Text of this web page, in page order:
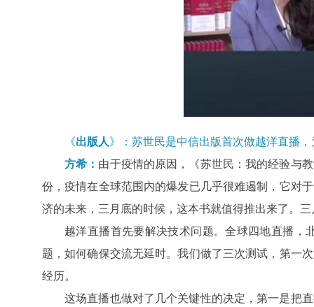
《出版人》：苏世民是中信出版首次做越洋直播
方希： 由于疫情的原因，《苏世民：我的经验与
份，疫情在全球范围内的爆发已几乎很难遏制，它对
济的未来，三月底的时候，这本书就值得推出来了。
越洋直播首先要解决技术问题。全球四地直播，
题，如何确保交流无延时。我们做了三次测试，第一
经历。
这场直播也做对了几个关键性的决定，第一是把